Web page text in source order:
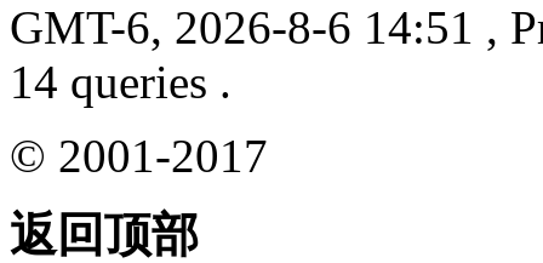
GMT-6, 2026-8-6 14:51 ,
14 queries .
© 2001-2017
返回顶部